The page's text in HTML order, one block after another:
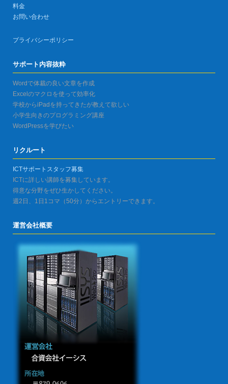
料金
お問い合わせ
プライバシーポリシー
サポート内容抜粋
Wordで体裁の良い文章を作成
Excelのマクロを使って効率化
学校からiPadを持ってきたが教えて欲しい
小学生向きのプログラミング講座
WordPressを学びたい
リクルート
ICTサポートスタッフ募集
ICTに詳しい講師を募集しています。
得意な分野をぜひ生かしてください。
週2日、1日1コマ（50分）からエントリーできます。
運営会社概要